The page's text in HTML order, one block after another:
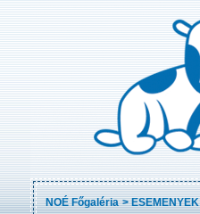
NOÉ Főgaléria >ESEMENYEK